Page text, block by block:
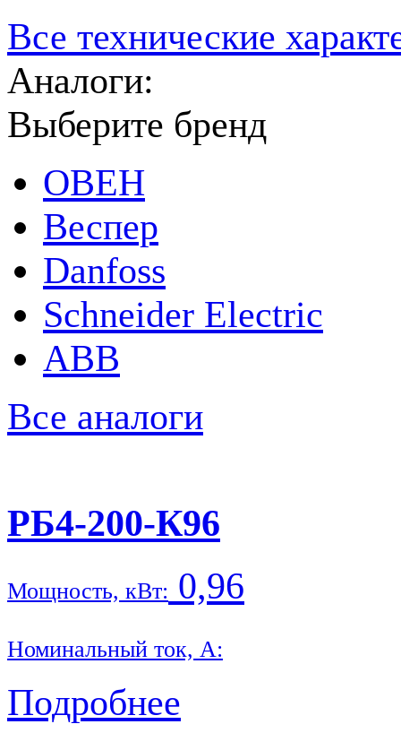
Все технические
Аналоги:
Выберите бренд
ОВЕН
Веспер
Danfoss
Schneider Electric
ABB
Все аналоги
РБ4-200-К96
Мощность, кВт: 0,96
Номинальный ток, А:
Подробнее